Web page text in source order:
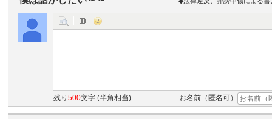
残り 500文字 (半角相当) お名前（匿名可）